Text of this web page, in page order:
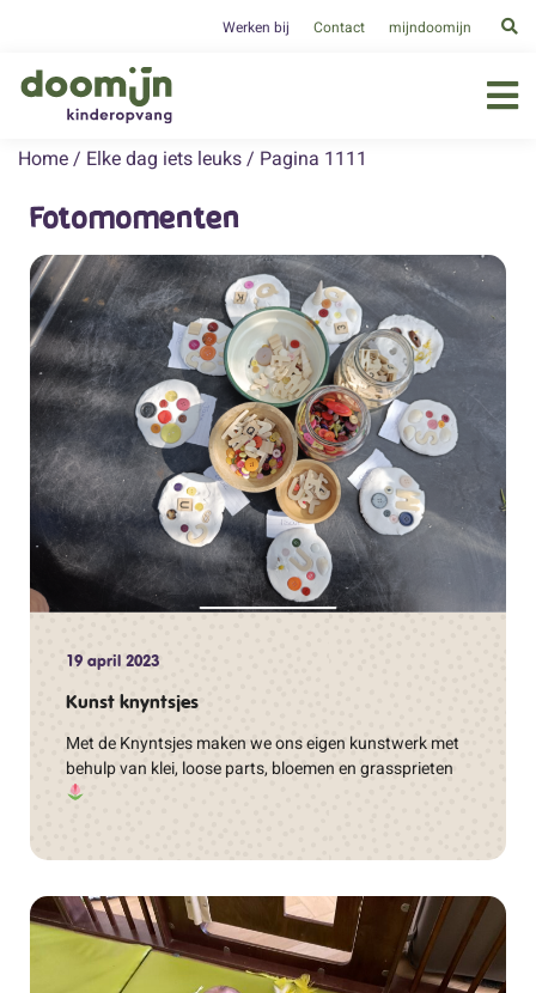
Werken bij Contact mijndoomijn
Home / Elke dag iets leuks / Pagina 1111
Fotomomenten
19 april 2023
Kunst knyntsjes
Met de Knyntsjes maken we ons eigen kunstwerk met
behulp van klei, loose parts, bloemen en grassprieten